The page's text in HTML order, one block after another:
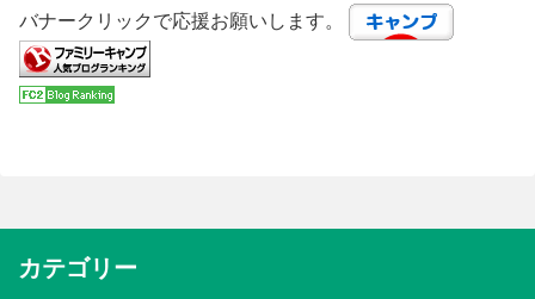
バナークリックで応援お願いします。
カテゴリー